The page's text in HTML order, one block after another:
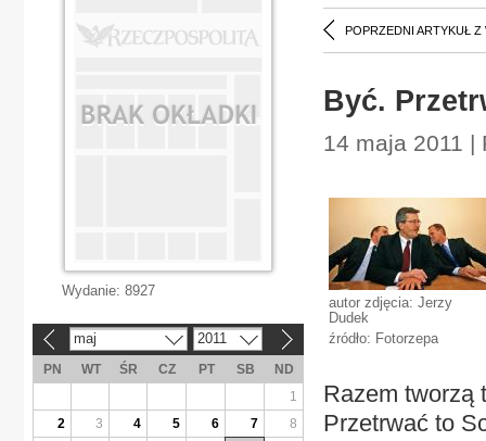
POPRZEDNI ARTYKUŁ Z
Być.
14 maja 2011 |
autor zdjęcia: Jerzy
Dudek
źródło: Fotorzepa
Razem tworzą
Przetrwać to
Wydanie: 8927
maj 2011
PN WT ŚR CZ PT SB
ND
1
2
3 4 5 6 7
8